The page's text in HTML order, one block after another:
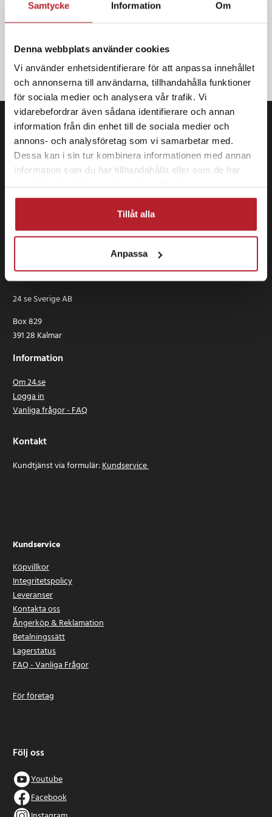
Samtycke Information Om
Denna webbplats använder cookies
Vi använder enhetsidentifierare för att anpassa innehållet
och annonserna till användarna, tillhandahålla funktioner
för sociala medier och analysera vår trafik. Vi
vidarebefordrar även sådana identifierare och annan
information från din enhet till de sociala medier och
annons- och analysföretag som vi samarbetar med.
Dessa kan i sin tur kombinera informationen med annan
information som du har tillhandahållit eller som de har
Tillåt alla
Anpassa
OK
24 se Sverige AB
Box 829
391 28 Kalmar
Information
Om 24.se
Logga in
Vanliga frågor - FAQ
Kontakt
Kundtjänst via formulär:Kundservice
Kundservice
Köpvillkor
Integritetspolicy
Leveranser
Kontakta oss
Ångerköp & Reklamation
Betalningssätt
Lagerstatus
FAQ - Vanliga Frågor
För företag
Följ oss
Youtube
Facebook